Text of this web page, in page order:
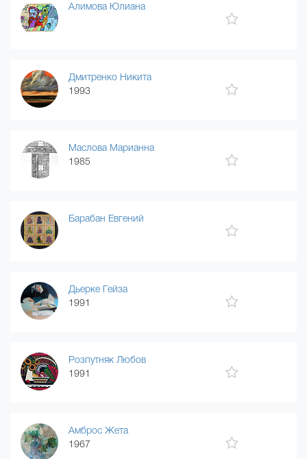
Алимова Юлиана
Дмитренко Никита
1993
Маслова Марианна
1985
Барабан Евгений
Дьерке Гейза
1991
Розпутняк Любов
1991
Амброс Жета
1967